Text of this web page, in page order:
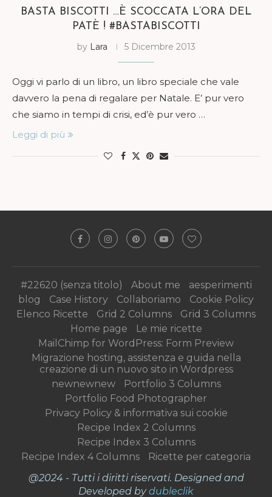
BASTA BISCOTTI …È SCOCCATA L’ORA DEL
PATÈ ! #BASTABISCOTTI
by Lara 5 Dicembre 2013
Oggi vi parlo di un libro, un libro speciale che vale
davvero la pena di regalare per Natale. E’ pur vero
che siamo in tempi di crisi, ed’è pur vero …
Leggi di più
#22620 (senza titolo) About me
aesperimenti
blog
Case History Collaboriamo
Cookie Policy
Elenco Ricette
Grid 2 Columns
Grid 3 Columns
Home page
Le mie ricette
MailChimp for WordPress: Form Preview
Migrazione hosting, assistenza e guida nella
creazione di un nuovo sito in Wordpress
newnewnew
Portfolio 3 Columns
Portfolio Food Photographer
Privacy Policy & informativa sui cookie
Recipe Index 2 Columns
Recipe Index 3 Columns
Recipe Index 4 Columns
Ricette per categoria
@2024 - Tutti i diritti riservati. Designed and
Developed bydubleclik